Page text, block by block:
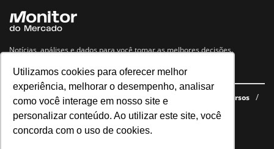
Utilizamos cookies para oferecer melhor
experiência, melhorar o desempenho, analisar
como você interage em nosso site e
personalizar conteúdo. Ao utilizar este site, você
concorda com o uso de cookies.
Notícias, análises e dados para você tomar as melhores decisões.
Navegue no site
Últimas notícias Quem somos E-books gratuitos
Cursos
Política de privacidade